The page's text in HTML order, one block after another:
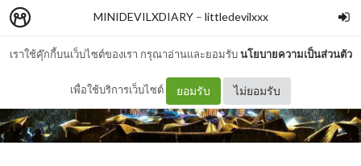
เราใช้คุ๊กกี้บนเว็บไซต์ของเรา กรุณาอ่านและยอมรับนโยบายความเป็นส่วนตัว
เพื่อใช้บริการเว็บไซต์ ยอมรับ ไม่ยอมรับ
MINIDEVILXDIARY– littledevilxxx